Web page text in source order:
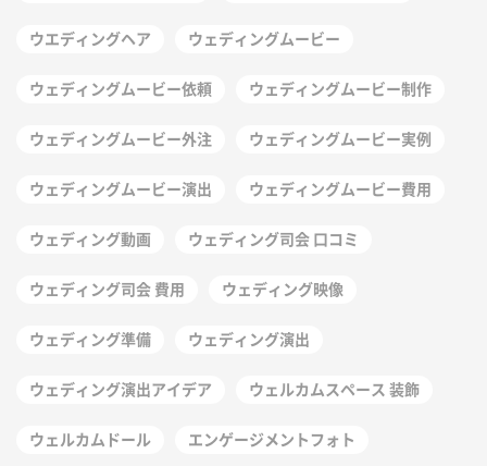
ウエディングヘア ウェディングムービー
ウェディングムービー依頼 ウェディングムービー制作
ウェディングムービー外注 ウェディングムービー実例
ウェディングムービー演出 ウェディングムービー費用
ウェディング動画 ウェディング司会 口コミ
ウェディング司会 費用 ウェディング映像
ウェディング準備 ウェディング演出
ウェディング演出アイデア ウェルカムスペース 装飾
ウェルカムドール エンゲージメントフォト